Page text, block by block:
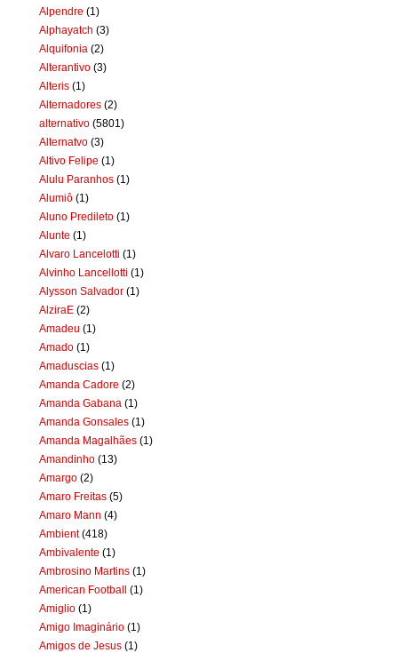
Alpendre (1)
Alphayatch (3)
Alquifonia (2)
Alterantivo (3)
Alteris (1)
Alternadores (2)
alternativo (5801)
Alternatvo (3)
Altivo Felipe (1)
Alulu Paranhos (1)
Alumiô (1)
Aluno Predileto (1)
Alunte (1)
Alvaro Lancelotti (1)
Alvinho Lancellotti (1)
Alysson Salvador (1)
AlziraE (2)
Amadeu (1)
Amado (1)
Amaduscias (1)
Amanda Cadore (2)
Amanda Gabana (1)
Amanda Gonsales (1)
Amanda Magalhães (1)
Amandinho (13)
Amargo (2)
Amaro Freitas (5)
Amaro Mann (4)
Ambient (418)
Ambivalente (1)
Ambrosino Martins (1)
American Football (1)
Amiglio (1)
Amigo Imaginário (1)
Amigos de Jesus (1)